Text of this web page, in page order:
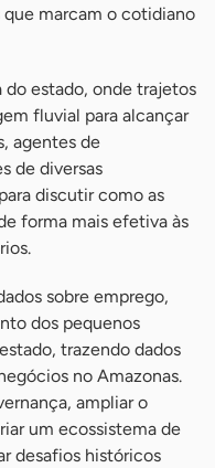
marcam o cotidiano
estado, onde trajetos
fluvial para alcançar
agentes de
de diversas
discutir como as
forma mais efetiva às
sobre emprego,
dos pequenos
trazendo dados
no Amazonas.
ampliar o
um ecossistema de
desafios históricos